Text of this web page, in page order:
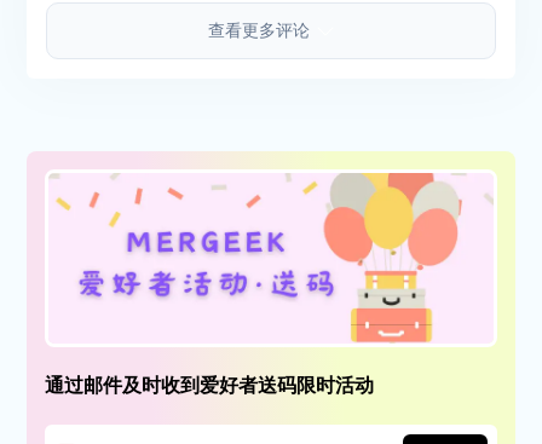
查看更多评论
通过邮件及时收到爱好者送码限时活动